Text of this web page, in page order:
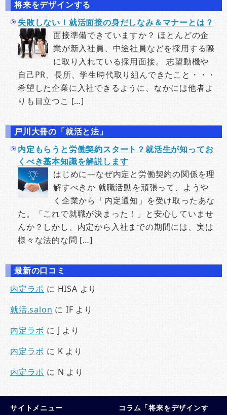
将来をデザインする
失敗しない！就活面接の身だしなみ＆マナーとは？
面接準備できていますか？ ほとんどの企
業が新入社員、中途社員などを採用する際
に取り入れている採用面接。 志望動機や
自己PR、長所、学生時代取り組んできたこと・・・
希望した企業に入社できるように、なかには他者よ
りも目立つこ […]
戸川大冊の「就活と法」
内定もらうと労働契約スタート？就活生が知ってお
くべき基本知識を解説します
はじめに―なぜ内定と労働契約の関係を理
解すべきか 就職活動を頑張って、ようや
く企業から「内定通知」を受け取ったあな
た。「これで就職が決まった！」と安心していませ
んか？しかし、内定から入社までの期間には、実は
様々な法的な問 […]
最新の口コミ
内定ラボ に HISA より
就活.salon に IF より
内定ラボ に J より
内定ラボ に K より
内定ラボ に N より
サイトメニュー
コラム「将来をデザインす